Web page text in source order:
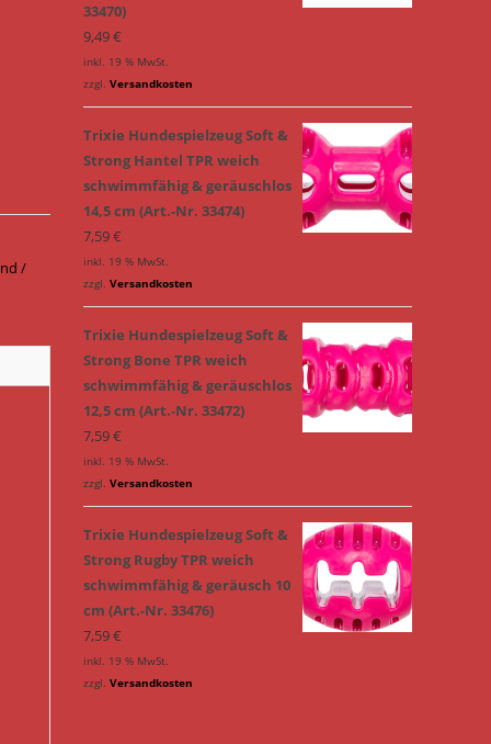
/
33470)
9,49€
inkl. 19 % MwSt.
zzgl. Versandkosten
Trixie Hundespielzeug Soft &
Strong Hantel TPR weich
schwimmfähig & geräuschlos
14,5 cm (Art.-Nr. 33474)
7,59€
inkl. 19 % MwSt.
zzgl. Versandkosten
Trixie Hundespielzeug Soft &
Strong Bone TPR weich
schwimmfähig & geräuschlos
12,5 cm (Art.-Nr. 33472)
7,59€
inkl. 19 % MwSt.
zzgl. Versandkosten
Trixie Hundespielzeug Soft &
Strong Rugby TPR weich
schwimmfähig & geräusch 10
cm (Art.-Nr. 33476)
7,59€
inkl. 19 % MwSt.
zzgl. Versandkosten